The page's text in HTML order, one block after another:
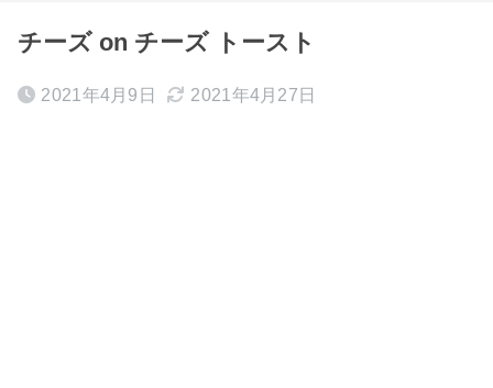
チーズ on チーズ トースト
2021年4月9日 2021年4月27日